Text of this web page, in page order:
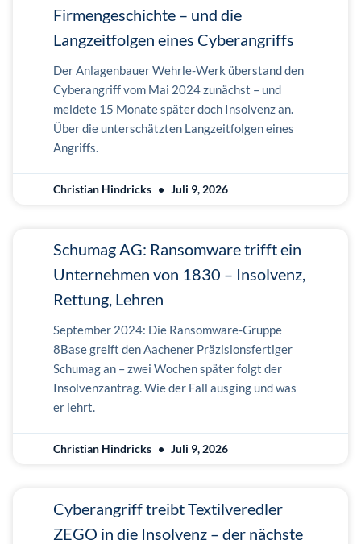
Firmengeschichte – und die
Langzeitfolgen eines Cyberangriffs
Der Anlagenbauer Wehrle-Werk überstand den
Cyberangriff vom Mai 2024 zunächst – und
meldete 15 Monate später doch Insolvenz an.
Über die unterschätzten Langzeitfolgen eines
Angriffs.
Christian Hindricks Juli 9, 2026
Schumag AG: Ransomware trifft ein
Unternehmen von 1830 – Insolvenz,
Rettung, Lehren
September 2024: Die Ransomware-Gruppe
8Base greift den Aachener Präzisionsfertiger
Schumag an – zwei Wochen später folgt der
Insolvenzantrag. Wie der Fall ausging und was
er lehrt.
Christian Hindricks Juli 9, 2026
Cyberangriff treibt Textilveredler
ZEGO in die Insolvenz – der nächste